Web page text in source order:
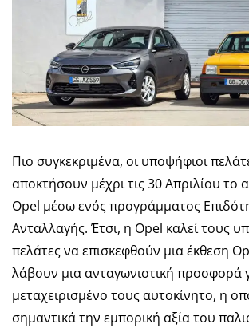
Πιο συγκεκριμένα, οι υποψήφιοι
αποκτήσουν μέχρι τις 30 Απριλίου το
Opel μέσω ενός προγράμματος
Ανταλλαγής. Έτσι, η Opel καλεί τους
πελάτες να επισκεφθούν μια έκθεση
λάβουν μια ανταγωνιστική προσφορά
μεταχειρισμένο τους αυτοκίνητο, η
σημαντικά την εμπορική αξία του